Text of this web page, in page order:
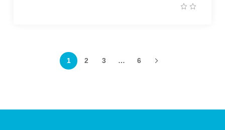
1 2 3 … 6